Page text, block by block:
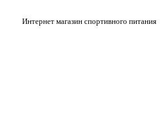
Интернет магазин спортивного питания